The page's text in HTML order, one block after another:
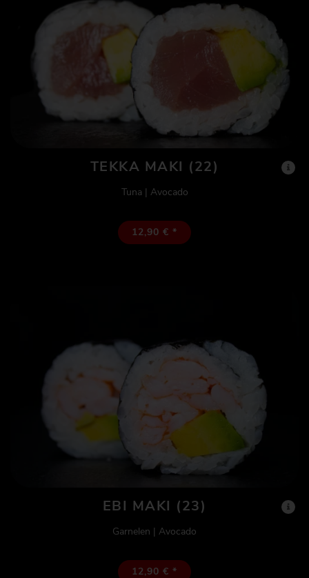
TEKKA MAKI (22)
Tuna | Avocado
12,90 € *
EBI MAKI (23)
Garnelen | Avocado
12,90 € *